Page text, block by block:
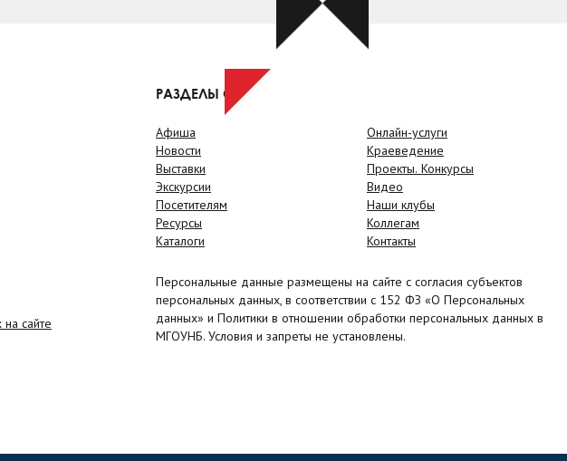
сайте
РАЗДЕЛЫ САЙТА
Афиша
Новости
Выставки
Экскурсии
Посетителям
Ресурсы
Каталоги
Онлайн-услуги
Краеведение
Проекты. Конкурсы
Видео
Наши клубы
Коллегам
Контакты
Персональные данные размещены на сайте с согласия субъектов
персональных данных, в соответствии с 152 ФЗ «О Персональных
данных» и Политики в отношении обработки персональных данных в
МГОУНБ. Условия и запреты не установлены.